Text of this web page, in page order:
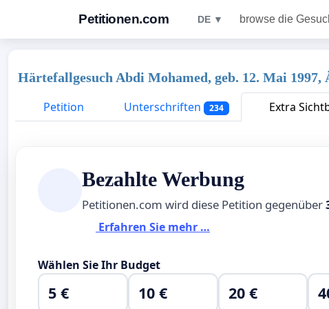
Petitionen.com DE ▼ browse die
Härtefallgesuch Abdi Mohamed, geb. 12. Mai 1997,
Petition
Unterschriften 234 Extra
Bezahlte Werbung
Petitionen.com wird diese Petition gegenüber
Erfahren Sie mehr …
Wählen Sie Ihr Budget
5 € 10 € 20 €